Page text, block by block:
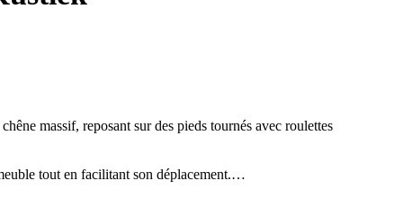
massif, reposant sur des pieds tournés avec roulettes
tout en facilitant son déplacement.